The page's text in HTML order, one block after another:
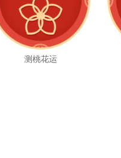
测桃花运